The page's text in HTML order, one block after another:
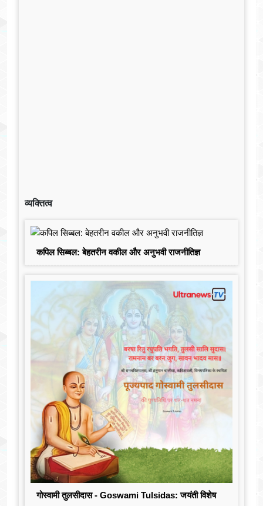
व्यक्तित्व
कपिल सिब्बल: बेहतरीन वकील और अनुभवी राजनीतिज्ञ
गोस्वामी तुलसीदास - Goswami Tulsidas: जयंती विशेष